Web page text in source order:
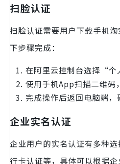
扫脸认证
扫脸认证需要用户下载手机
下步骤完成：
在阿里云控制台选择“个
使用手机App扫描二维码
完成操作后返回电脑端，
企业实名认证
企业用户的实名认证有多种
行卡认证等，具体可以根据企